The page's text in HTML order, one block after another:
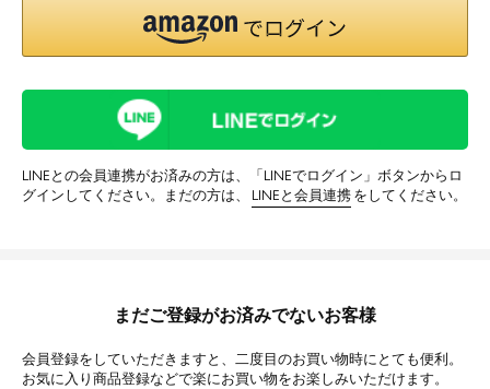
LINEとの会員連携がお済みの方は、「LINEでログイン」ボタンからロ
グインしてください。まだの方は、
LINEと会員連携 をしてください。
まだご登録がお済みでないお客様
会員登録をしていただきますと、二度目のお買い物時にとても便利。
お気に入り商品登録などで楽にお買い物をお楽しみいただけます。